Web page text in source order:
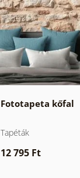
Fototapeta kőfal
Tapéták
12 795 Ft